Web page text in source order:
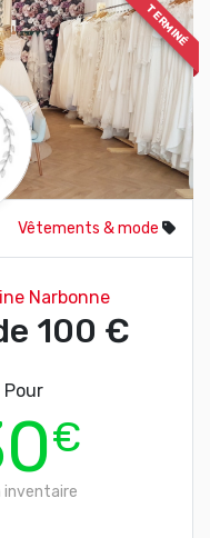
TERMINÉ
Vêtements & mode
Narbonne
100 €
Pour
€
inventaire